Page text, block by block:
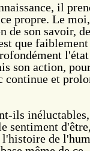
il
propre. Le
de son savoir,
que
son action,
continue et
ils inéluctables,
sentiment
l'histoire de